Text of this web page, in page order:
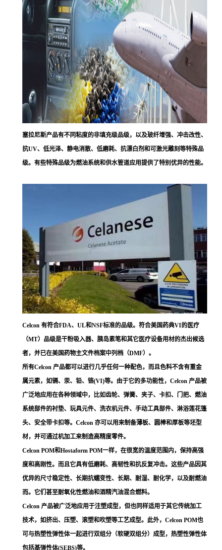
塞拉尼斯产品有不同粘度的非填充级品级，以及玻纤增强、冲击改性、
抗UV、低光泽、静电消散、低磨耗、抗漂白剂和可激光雕刻等特殊品
级。有些特殊品级为燃油系统和供水管道应用提供了特别优异的性能。
Celcon 有符合FDA、UL和NSF标准的品级。符合美国药典VI的医疗
（MT）品级是干粉吸入器、胰岛素笔和其它医疗设备用材的杰出候选
者，并已在美国药物主文件档案中列档（DMF）。
所有Celcon 产品都可以进行几乎任何一种配色，而且色料不含有重金
属元素，如镉、汞、铅、铬(VI)等。由于它的多功能性，Celcon 产品被
广泛地应用在各种领域中，比如齿轮、弹簧、夹子、卡扣、门把、燃油
系统部件的衬垫、玩具元件、洗衣机元件、手动工具部件、淋浴莲花篷
头、安全带卡扣等。Celcon 亦可以用来制备薄板、圆棒和厚板等坯型
材，并可通过机加工来制造高精度零件。
Celcon POM和Hostaform POM一样，在很宽的温度范围内，保持高强
度和高刚性。而且它具有低磨耗、高韧性和抗反复冲击。这些产品因其
优异的尺寸稳定性、长期抗蠕变性、长期、耐湿、耐化学，以及耐燃油
而。它们甚至耐氧化性燃油和酒精汽油混合燃料。
Celcon 产品被广泛地应用于注塑成型，但也同样适用于其它传统加工
技术，如挤出、压塑、滚塑和吹塑等工艺成型。此外，Celcon POM也
可与热塑性弹性体一起进行双组分（软硬双组分）成型，热塑性弹性体
包括基弹性体(SEBS)等。